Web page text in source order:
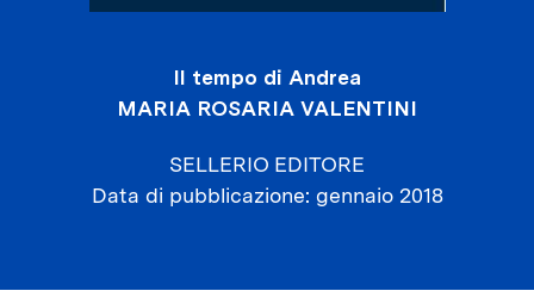
Il tempo di Andrea
MARIA ROSARIA VALENTINI
SELLERIO EDITORE
Data di pubblicazione gennaio 2018